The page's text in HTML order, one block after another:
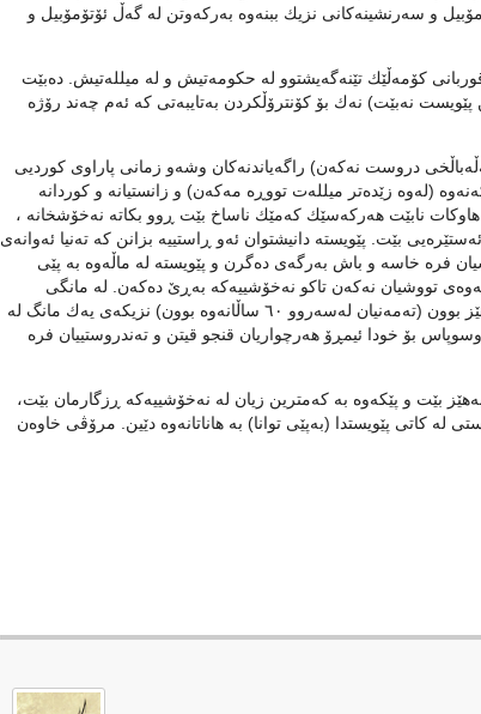
و سه‌رنشینه‌كانی‌ نزیك ببنه‌وه‌ به‌ركه‌وتن‌ له‌ گه‌ڵ ئۆتۆمۆبیل و
كۆمه‌ڵێك تێنه‌گه‌یشتوو له‌ حكومه‌تیش و له‌ میلله‌تیش. ده‌بێت
پێویست نه‌بێت) نه‌ك بۆ كۆنترۆڵكردن به‌تایبه‌تی كه‌ ئه‌م چه‌ند رۆژه‌
دروست نه‌كه‌ن) راگه‌یاندنه‌كان وشه‌و زمانی پاراوی كوردیی
(له‌وه‌ زێده‌تر میلله‌ت تووڕه مه‌كه‌ن) ‌و زانستیانه‌ و كوردانه‌
هاوكات نابێت هه‌ركه‌سێك كه‌مێك ناساخ بێت ڕوو بكاته‌ نه‌خۆشخانه‌ ،
‌بێت. پێویسته‌ دانیشتوان ئه‌و ڕاستییه‌ بزانن كه‌ ته‌نیا ئه‌وانه‌ی
فره‌ خاسه‌ و باش به‌رگه‌ی ده‌گرن و پێویسته‌ له‌ ماڵه‌وه‌ به‌ پێی
تووشیان نه‌كه‌ن تاكو نه‌خۆشییه‌كه‌ به‌ڕێ ده‌كه‌ن‌. له‌ مانگی
نۆڤه‌مبه‌ری ساڵپاردا دا ٤ نه‌خۆشی خۆم تووشی ئه‌نفلۆنزایه‌كی ده‌گمه‌نی به‌هێز بوون (ته‌مه‌نیان له‌سه‌روو ٦٠ ساڵانه‌وه ‌بوون) نزیكه‌ی یه‌ك مانگ له‌
بۆ خودا ئیمڕۆ هه‌رچواریان قنجو قیتن و ته‌ندروستییان فره‌
بێت و پێكه‌وه‌ به‌ كه‌مترین زیان له‌ نه‌خۆشییه‌كه‌‌ ڕزگارمان بێت،
له‌ كاتی پێویستدا (به‌پێی توانا) به‌ هاناتانه‌وه‌ دێین. مرۆڤی خاوەن